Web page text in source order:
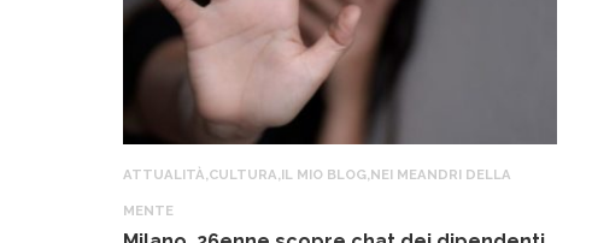
ATTUALITÀ CULTURA IL MIO BLOG NEI MEANDRI DELLA
MENTE